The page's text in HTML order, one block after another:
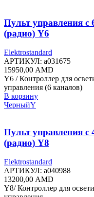
Пульт управления
(радио) Y6
Elektrostandard
АРТИКУЛ: a031675
15950,00 AMD
Y6 / Контроллер для
управления (6 каналов)
В корзину
ЧерныйY
Пульт управления
(радио) Y8
Elektrostandard
АРТИКУЛ: a040988
13200,00 AMD
Y8/ Контроллер для